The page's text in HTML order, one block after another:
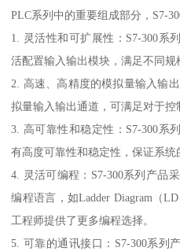
PLC系列中的重要组成部分，S7-
1. 灵活性和可扩展性：S7-300系
活配置输入输出模块，满足不同规
2. 高速、高精度的模拟量输入输
拟量输入输出通道，可满足对于控
3. 高可靠性和稳定性：S7-300系
有高度可靠性和稳定性，保证系统
4. 灵活可编程：S7-300系列产品
编程语言，如Ladder Diagram（
工程师提供了更多编程选择。
5. 可靠的通讯接口：S7-300系列